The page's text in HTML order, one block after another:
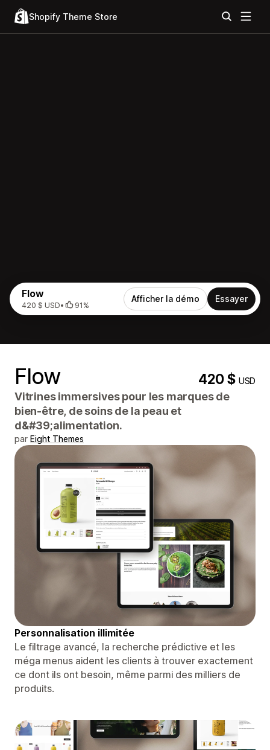
Shopify Theme Store
Flow
420 $ USD• 91%
Afficher la démo Essayer
Flow 420 $USD
Vitrines immersives pour les marques de
bien-être, de soins de la peau et
d&#39;alimentation.
par Eight Themes
Personnalisation illimitée
Le filtrage avancé, la recherche prédictive et les
méga menus aident les clients à trouver exactement
ce dont ils ont besoin, même parmi des milliers de
produits.